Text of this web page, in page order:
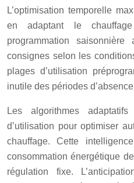
L’optimisation temporelle
en adaptant le
programmation saisonnière
consignes selon les
plages d’utilisation
inutile des périodes
Les algorithmes
d’utilisation pour optimiser
chauffage. Cette
consommation énergétique
régulation fixe.